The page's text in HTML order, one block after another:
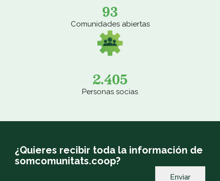
93
Comunidades abiertas
2.405
Personas socias
¿Quieres recibir toda la información de
somcomunitats.coop?